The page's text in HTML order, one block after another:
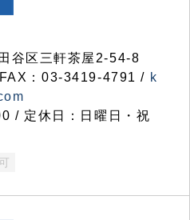
谷区三軒茶屋2-54-8
：03-3419-4791 / k
/ 定休日：日曜日・祝